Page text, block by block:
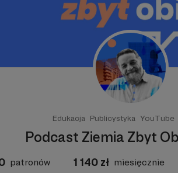
Edukacja Publicystyka YouTube
Podcast Ziemia Zbyt
patronów 1 140 zł miesięcznie